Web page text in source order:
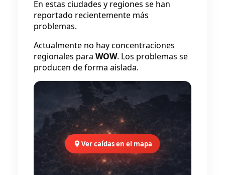
En estas ciudades y regiones se han
reportado recientemente más
problemas.
Actualmente no hay concentraciones
regionales para WOW. Los problemas se
producen de forma aislada.
Ver caídas en el mapa